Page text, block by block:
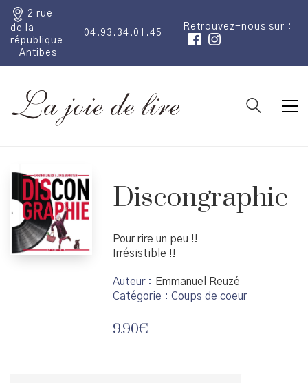
2 rue
de la
république
- Antibes
04.93.34.01.45
Retrouvez-nous sur :
Discongraphie
Pour rire un peu !!
Irrésistible !!
Auteur
Emmanuel Reuzé
Catégorie :Coups de coeur
9.90€